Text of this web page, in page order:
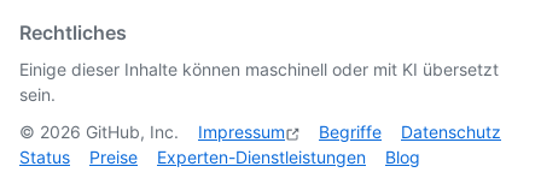
Rechtliches
Einige dieser Inhalte können maschinell oder mit KI übersetzt
sein.
© 2026 GitHub, Inc. Impressum Begriffe
Datenschutz
Status
Preise Experten-Dienstleistungen Blog